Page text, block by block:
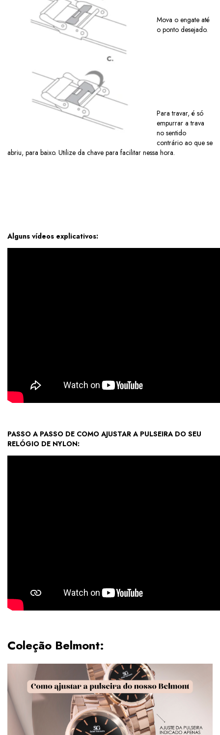
Mova o engate até
o ponto desejado.
Para travar, é só
empurrar a trava
no sentido
contrário ao que se
abriu, para baixo. Utilize da chave para facilitar nessa hora.
Alguns vídeos explicativos:
PASSO A PASSO DE COMO AJUSTAR A PULSEIRA DO SEU
RELÓGIO DE NYLON:
Coleção Belmont: